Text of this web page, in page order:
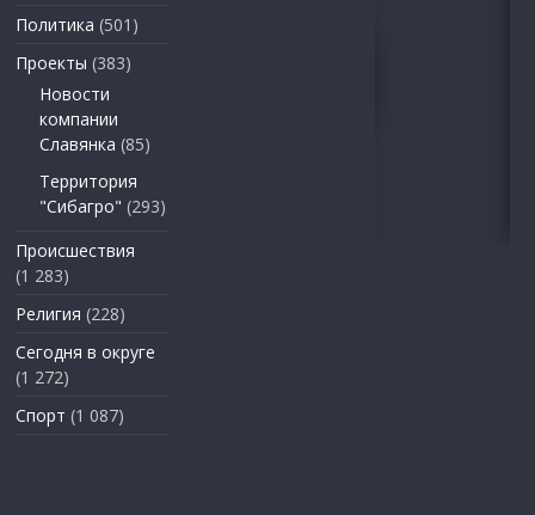
Политика (501)
Проекты (383)
Новости
компании
Славянка (85)
Территория
"Сибагро" (293)
Происшествия
(1 283)
Религия (228)
Сегодня в округе
(1 272)
Спорт (1 087)